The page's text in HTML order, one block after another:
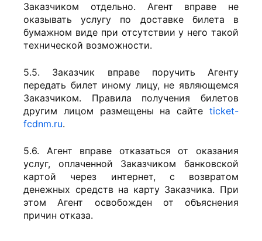
Заказчиком отдельно. Агент вправе не
оказывать услугу по доставке билета в
бумажном виде при отсутствии у него такой
технической возможности.
5.5. Заказчик вправе поручить Агенту
передать билет иному лицу, не являющемся
Заказчиком. Правила получения билетов
другим лицом размещены на сайте ticket-
fcdnm.ru.
5.6. Агент вправе отказаться от оказания
услуг, оплаченной Заказчиком банковской
картой через интернет, с возвратом
денежных средств на карту Заказчика. При
этом Агент освобожден от объяснения
причин отказа.